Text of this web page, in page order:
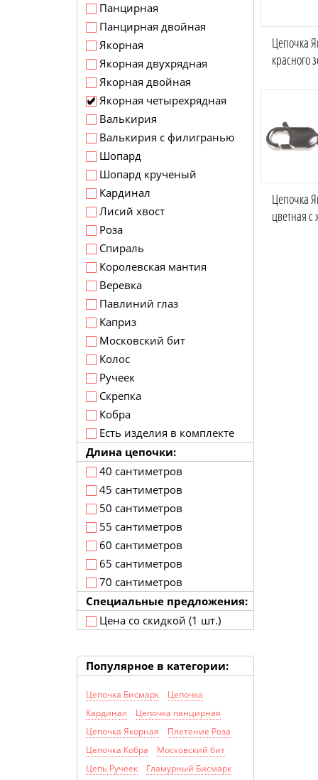
Панцирная
Панцирная двойная
Якорная
Якорная двухрядная
Якорная двойная
Якорная четырехрядная
Валькирия
Валькирия с филигранью
Шопард
Шопард крученый
Кардинал
Лисий хвост
Роза
Спираль
Королевская мантия
Веревка
Павлиний глаз
Каприз
Московский бит
Колос
Ручеек
Скрепка
Кобра
Есть изделия в комплекте
Длина цепочки:
40 сантиметров
45 сантиметров
50 сантиметров
55 сантиметров
60 сантиметров
65 сантиметров
70 сантиметров
Специальные предложения:
Цена со скидкой (1 шт.)
Популярное в категории:
Цепочка Бисмарк
Цепочка
Кардинал
Цепочка панцирная
Цепочка Якорная
Плетение Роза
Цепочка Кобра
Московский бит
Цепь Ручеек
Гламурный Бисмарк
Цепочка
красного
Цепочка
цветная